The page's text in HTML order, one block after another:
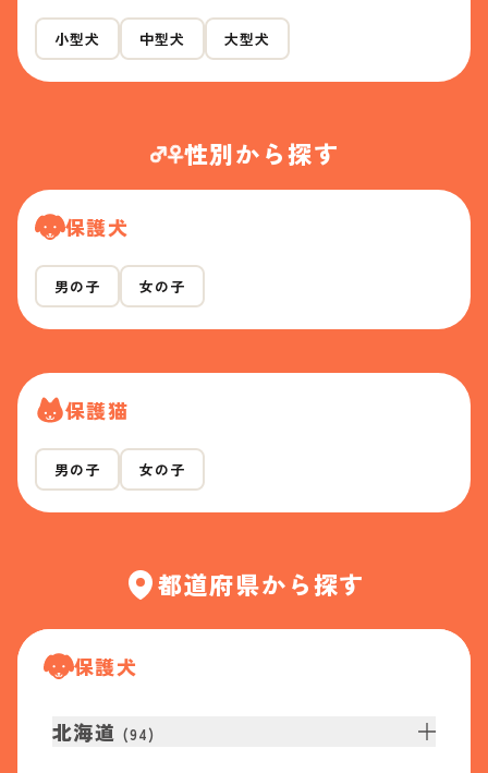
小型犬 中型犬 大型犬
性別から探す
保護犬
男の子 女の子
保護猫
男の子 女の子
都道府県から探す
保護犬
北海道 (94)